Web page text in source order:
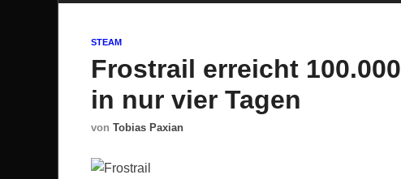
STEAM
Frostrail erreicht
in nur vier Tagen
von Tobias Paxian